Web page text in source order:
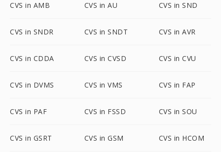
CVS in AMB CVS in AU CVS in SND
CVS in SNDR CVS in SNDT CVS in AVR
CVS in CDDA CVS in CVSD CVS in CVU
CVS in DVMS CVS in VMS CVS in FAP
CVS in PAF CVS in FSSD CVS in SOU
CVS in GSRT CVS in GSM CVS in HCOM